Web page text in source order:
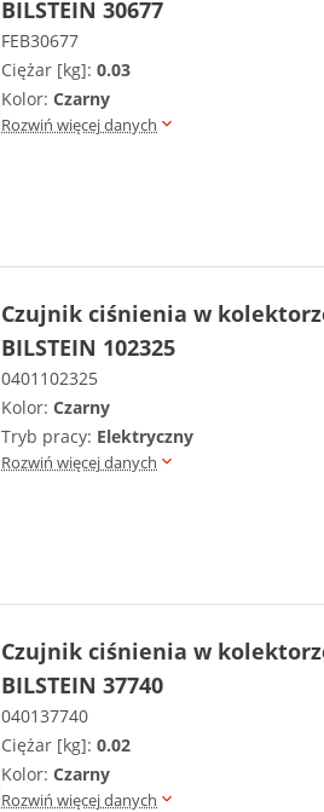
BILSTEIN 30677
FEB30677
Ciężar [kg]: 0.03
Kolor: Czarny
Rozwiń więcej danych
Czujnik ciśnienia w
BILSTEIN 102325
0401102325
Kolor: Czarny
Tryb pracy: Elektryczny
Rozwiń więcej danych
Czujnik ciśnienia w
BILSTEIN 37740
040137740
Ciężar [kg]: 0.02
Kolor: Czarny
Rozwiń więcej danych